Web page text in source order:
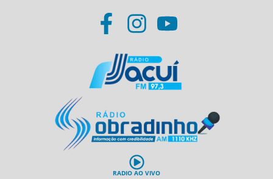
RADIO AO VIVO